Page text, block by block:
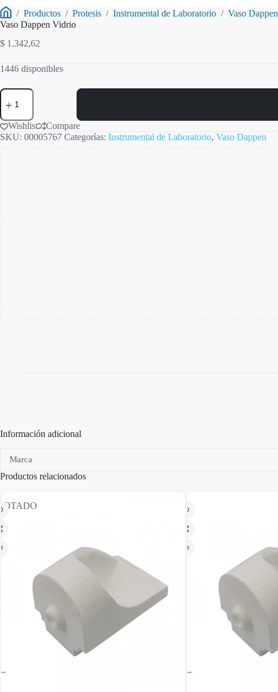
Inicio
/ Productos / Protesis / Instrumental de Laboratorio / Vaso Dappen
Vaso Dappen Vidrio
$ 1.342,62
1446 disponibles
Vaso
Dappen
cantidad
Wishlist
Compare
SKU: 00005767 Categorías: Instrumental de Laboratorio, Vaso Dappen
Información adicional
Marca
Productos relacionados